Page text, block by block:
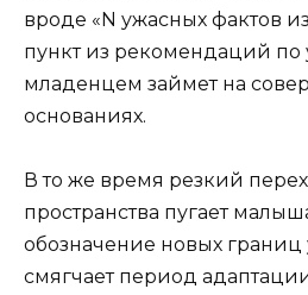
вроде «N ужасных фактов
пункт из рекомендаций по
младенцем займет на
основаниях.
В то же время резкий
пространства пугает
обозначение новых границ
смягчает период